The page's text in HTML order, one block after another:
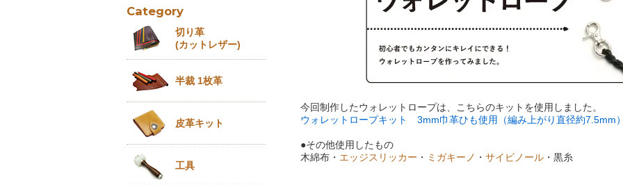
今回制作したウォレットロープは、こちらのキットを使用しました。
ウォレットロープキット 3mm巾革ひも使用（編み上がり直径約7.5mm
●その他使用したもの
木綿布・ エッジスリッカー ・ ミガキーノ ・ サイビノール ・黒糸
Category
切り革
(カットレザー)
半裁 1枚革
皮革キット
工具